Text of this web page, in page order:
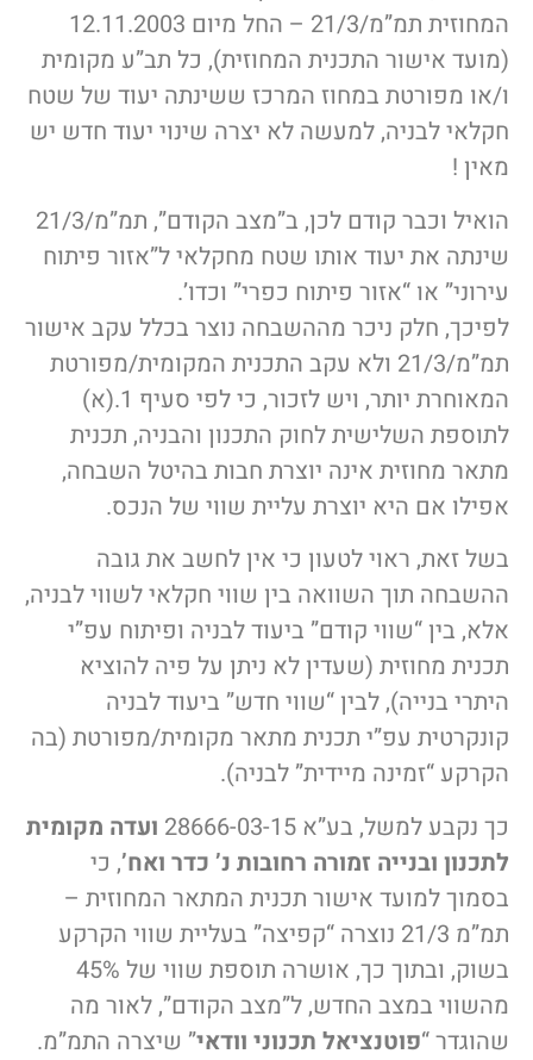
המחוזית תמ”מ/21/3 – החל מיום 12.11.2003
(מועד אישור התכנית המחוזית), כל תב”ע מקומית
ו/או מפורטת במחוז המרכז ששינתה יעוד של שטח
חקלאי לבניה, למעשה לא יצרה שינוי יעוד חדש יש
מאין !
הואיל וכבר קודם לכן, ב”מצב הקודם”, תמ”מ/21/3
שינתה את יעוד אותו שטח מחקלאי ל”אזור פיתוח
עירוני” או “אזור פיתוח כפרי” וכדו’.
לפיכך, חלק ניכר מההשבחה נוצר בכלל עקב אישור
תמ”מ/21/3 ולא עקב התכנית המקומית/מפורטת
המאוחרת יותר, ויש לזכור, כי לפי סעיף 1.(א)
לתוספת השלישית לחוק התכנון והבניה, תכנית
מתאר מחוזית אינה יוצרת חבות בהיטל השבחה,
אפילו אם היא יוצרת עליית שווי של הנכס.
בשל זאת, ראוי לטעון כי אין לחשב את גובה
ההשבחה תוך השוואה בין שווי חקלאי לשווי לבניה,
אלא, בין “שווי קודם” ביעוד לבניה ופיתוח עפ”י
תכנית מחוזית (שעדין לא ניתן על פיה להוציא
היתרי בנייה), לבין “שווי חדש” ביעוד לבניה
קונקרטית עפ”י תכנית מתאר מקומית/מפורטת (בה
הקרקע “זמינה מיידית” לבניה).
כך נקבע למשל, בע”א 28666-03-15
ועדה מקומית
לתכנון ובנייה זמורה רחובות נ’ כדר ואח’, כי
בסמוך למועד אישור תכנית המתאר המחוזית –
תמ”מ 21/3 נוצרה “קפיצה” בעליית שווי הקרקע
בשוק, ובתוך כך, אושרה תוספת שווי של 45%
מהשווי במצב החדש, ל”מצב הקודם”, לאור מה
שהוגדר “פוטנציאל תכנוני וודאי” שיצרה התמ”מ.